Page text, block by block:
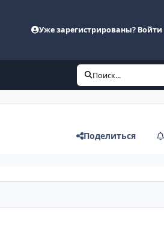
Уже зарегистрированы? Войти
Поиск...
Поделиться